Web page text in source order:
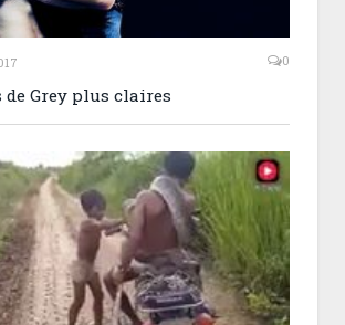
0
de Grey plus claires